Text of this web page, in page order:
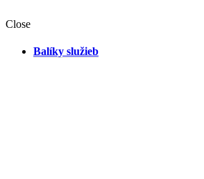
Close
Balíky služieb